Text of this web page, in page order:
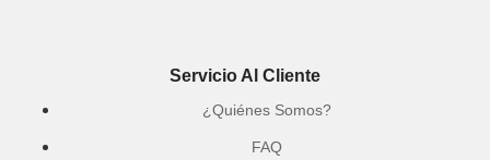
Servicio Al Cliente
¿Quiénes Somos?
FAQ